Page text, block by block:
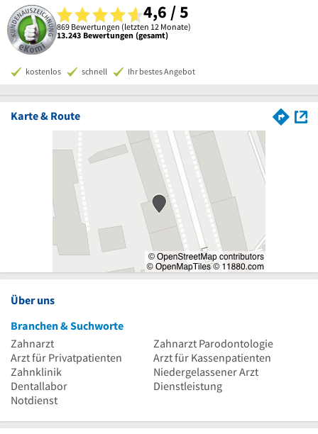
4,6 / 5
869 Bewertungen (letzten 12 Monate)
13.243 Bewertungen (gesamt)
kostenlos schnell Ihr bestes Angebot
Karte & Route
Über uns
Branchen & Suchworte
Zahnarzt
Zahnarzt Parodontologie
Arzt für Privatpatienten
Arzt für Kassenpatienten
Zahnklinik
Niedergelassener Arzt
Dentallabor
Dienstleistung
Notdienst